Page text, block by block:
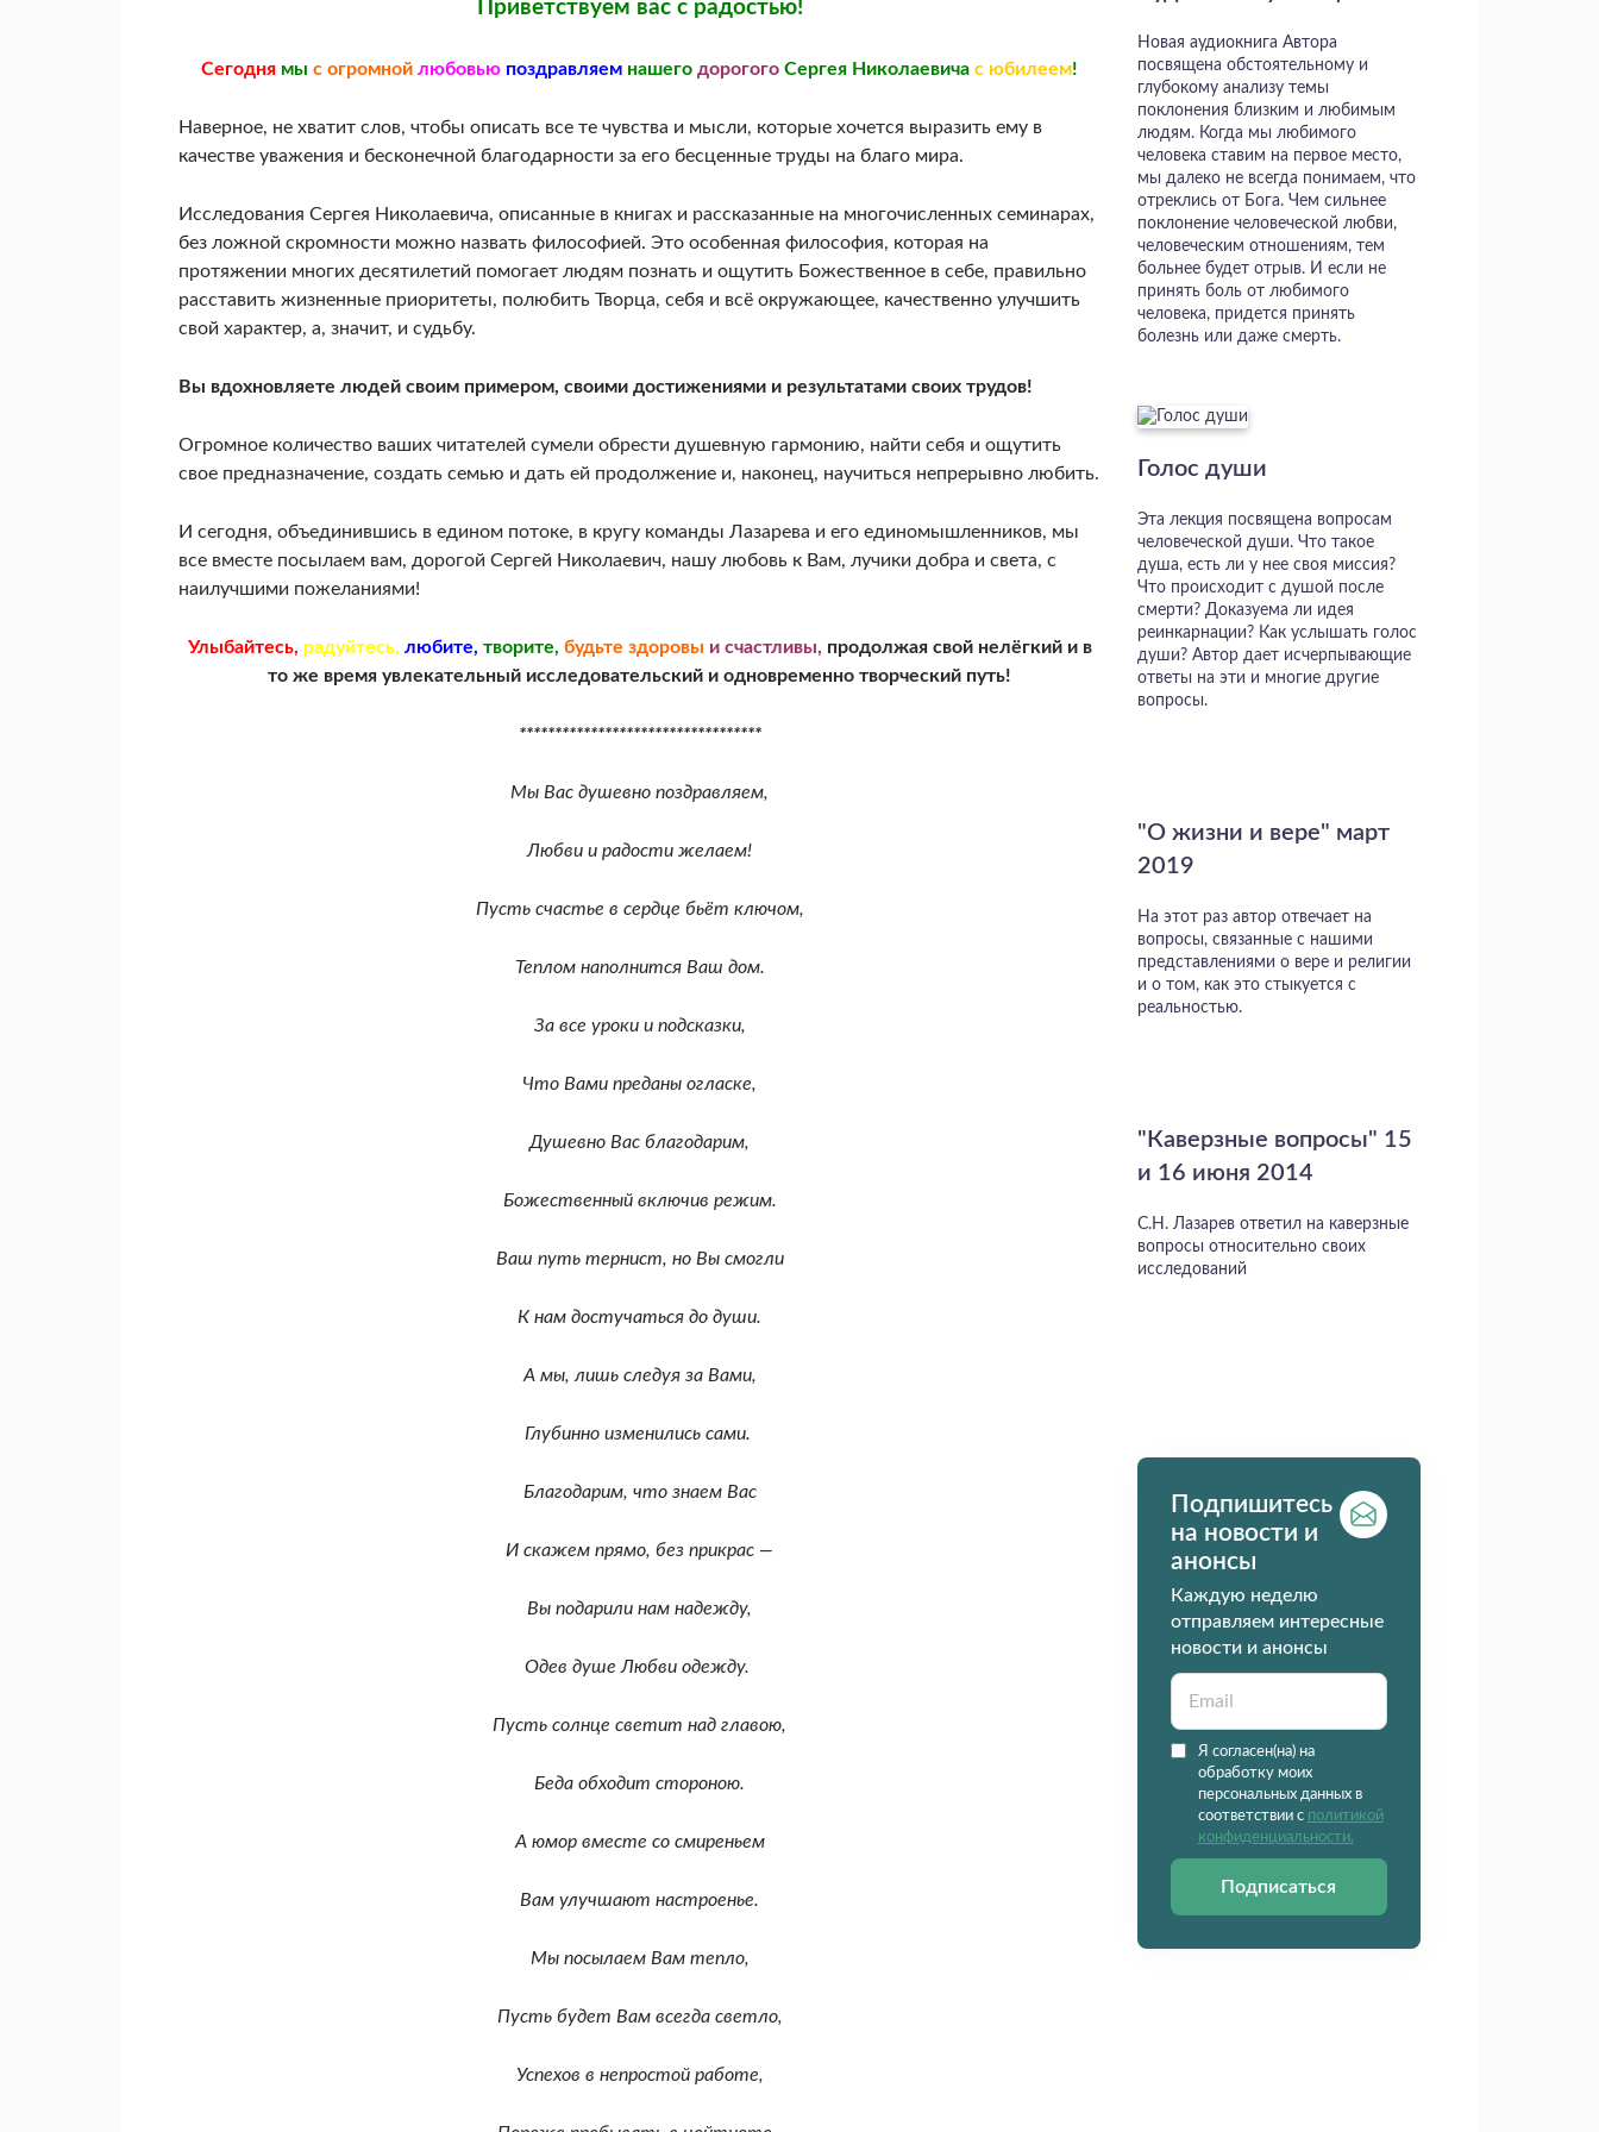
Приветствуем вас с радостью!
Сегодня мыс огромной любовью поздравляем нашегодорогого Сергея Николаевичас юбилеем!
Наверное, не хватит слов, чтобы описать все те чувства и мысли, которые хочется выразить ему в
качестве уважения и бесконечной благодарности за его бесценные труды на благо мира.
Исследования Сергея Николаевича, описанные в книгах и рассказанные на многочисленных семинарах,
без ложной скромности можно назвать философией. Это особенная философия, которая на
протяжении многих десятилетий помогает людям познать и ощутить Божественное в себе, правильно
расставить жизненные приоритеты, полюбить Творца, себя и всё окружающее, качественно улучшить
свой характер, а, значит, и судьбу.
Вы вдохновляете людей своим примером, своими достижениями и результатами своих трудов!
Огромное количество ваших читателей сумели обрести душевную гармонию, найти себя и ощутить
свое предназначение, создать семью и дать ей продолжение и, наконец, научиться непрерывно любить.
И сегодня, объединившись в едином потоке, в кругу команды Лазарева и его единомышленников, мы
все вместе посылаем вам, дорогой Сергей Николаевич, нашу любовь к Вам, лучики добра и света, с
наилучшими пожеланиями!
Улыбайтесь, радуйтесь, любите, творите, будьте здоровы и счастливы, продолжая свой нелёгкий и в
то же время увлекательный исследовательский и одновременно творческий путь!
**********************************
Мы Вас душевно поздравляем,
Любви и радости желаем!
Пусть счастье в сердце бьёт ключом,
Теплом наполнится Ваш дом.
За все уроки и подсказки,
Что Вами преданы огласке,
Душевно Вас благодарим,
Божественный включив режим.
Ваш путь тернист, но Вы смогли
К нам достучаться до души.
А мы, лишь следуя за Вами,
Глубинно изменились сами.
Благодарим, что знаем Вас
И скажем прямо, без прикрас —
Вы подарили нам надежду,
Одев душе Любви одежду.
Пусть солнце светит над главою,
Беда обходит стороною.
А юмор вместе со смиреньем
Вам улучшают настроенье.
Мы посылаем Вам тепло,
Пусть будет Вам всегда светло,
Успехов в непростой работе,
Новая аудиокнига Автора
посвящена обстоятельному и
глубокому анализу темы
поклонения близким и любимым
людям. Когда мы любимого
человека ставим на первое место,
мы далеко не всегда понимаем, что
отреклись от Бога. Чем сильнее
поклонение человеческой любви,
человеческим отношениям, тем
больнее будет отрыв. И если не
принять боль от любимого
человека, придется принять
болезнь или даже смерть.
Голос души
Эта лекция посвящена вопросам
человеческой души. Что такое
душа, есть ли у нее своя миссия?
Что происходит с душой после
смерти? Доказуема ли идея
реинкарнации? Как услышать голос
души? Автор дает исчерпывающие
ответы на эти и многие другие
вопросы.
"О жизни и вере" март
2019
На этот раз автор отвечает на
вопросы, связанные с нашими
представлениями о вере и религии
и о том, как это стыкуется с
реальностью.
"Каверзные вопросы" 15
и 16 июня 2014
С.Н. Лазарев ответил на каверзные
вопросы относительно своих
исследований
Подпишитесь
на новости и
анонсы
Каждую неделю
отправляем интересные
новости и анонсы
Я согласен(на) на
обработку моих
персональных данных в
соответствии с политикой
конфиденциальности.
Подписаться